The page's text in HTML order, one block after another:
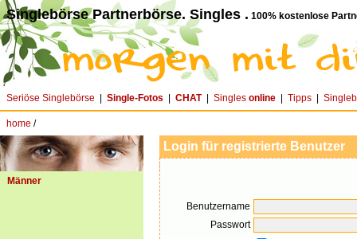
Singlebörse Partnerbörse. Singles . 100% kostenlose
Seriöse Singlebörse Single-Fotos CHAT| Singles online Tipps
home /
Männer
Login für registrierte Benutzer
Benutzername
Passwort